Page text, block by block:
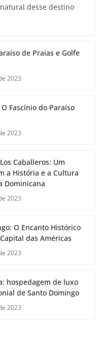
desse destino
de Praias e Golfe
2023
Fascínio do Paraíso
2023
Caballeros: Um
a História e a Cultura
Dominicana
2023
O Encanto Histórico
das Américas
2023
hospedagem de luxo
de Santo Domingo
2023